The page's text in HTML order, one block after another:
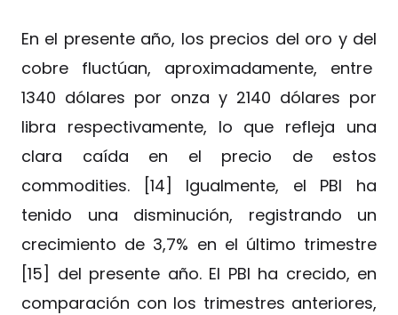
En el presente año, los precios del oro y del
cobre fluctúan, aproximadamente, entre
1340 dólares por onza y 2140 dólares por
libra respectivamente, lo que refleja una
clara caída en el precio de estos
commodities. [14] Igualmente, el PBI ha
tenido una disminución, registrando un
crecimiento de 3,7% en el último trimestre
[15] del presente año. El PBI ha crecido, en
comparación con los trimestres anteriores,